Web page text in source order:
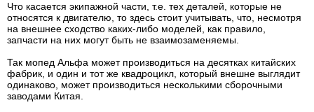
Что касается экипажной части, т.е. тех деталей, которые не
относятся к двигателю, то здесь стоит учитывать, что, несмотря
на внешнее сходство каких-либо моделей, как правило,
запчасти на них могут быть не взаимозаменяемы.
Так мопед Альфа может производиться на десятках китайских
фабрик, и один и тот же квадроцикл, который внешне выглядит
одинаково, может производиться несколькими сборочными
заводами Китая.